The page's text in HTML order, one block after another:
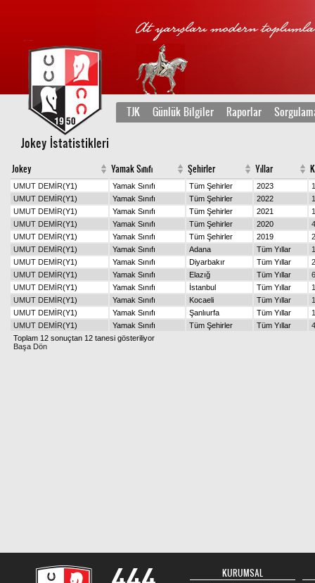
TJK Günlük Bilgiler Raporlar
Jokey İstatistikleri
Jokey Yamak Sınıfı Şehirler Yıllar
UMUT DEMİR(Y1) Yamak Sınıfı Tüm Şehirler 2023
UMUT DEMİR(Y1) Yamak Sınıfı Tüm Şehirler 2022
UMUT DEMİR(Y1) Yamak Sınıfı Tüm Şehirler 2021
UMUT DEMİR(Y1) Yamak Sınıfı Tüm Şehirler 2020
UMUT DEMİR(Y1) Yamak Sınıfı Tüm Şehirler 2019
UMUT DEMİR(Y1) Yamak Sınıfı Adana Tüm Yıllar
1
UMUT DEMİR(Y1) Yamak Sınıfı Diyarbakır Tüm Yıllar
UMUT DEMİR(Y1) Yamak Sınıfı Elazığ Tüm Yıllar
UMUT DEMİR(Y1) Yamak Sınıfı İstanbul Tüm Yıllar
1
UMUT DEMİR(Y1) Yamak Sınıfı Kocaeli Tüm Yıllar
UMUT DEMİR(Y1) Yamak Sınıfı Şanlıurfa Tüm Yıllar
UMUT DEMİR(Y1) Yamak Sınıfı Tüm Şehirler Tüm Yıllar
Toplam 12 sonuçtan 12 tanesi gösteriliyor
Başa Dön
KURUMSAL